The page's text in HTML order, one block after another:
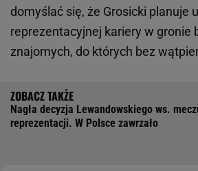
domyślać się, że Grosicki planuje
reprezentacyjnej kariery w gronie
znajomych, do których bez
Nagła decyzja Lewandowskiego ws.
reprezentacji. W Polsce zawrzało